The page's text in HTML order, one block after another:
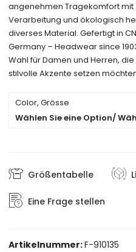
angenehmen Tragekomfort
Verarbeitung und ökologisch
diverses Material. Gefertigt in
Germany – Headwear since
Wahl für Damen und Herren,
stilvolle Akzente setzen
Color, Grösse
Wählen Sie eine Option/
Größentabelle
Eine Frage stellen
Artikelnummer:F-910135